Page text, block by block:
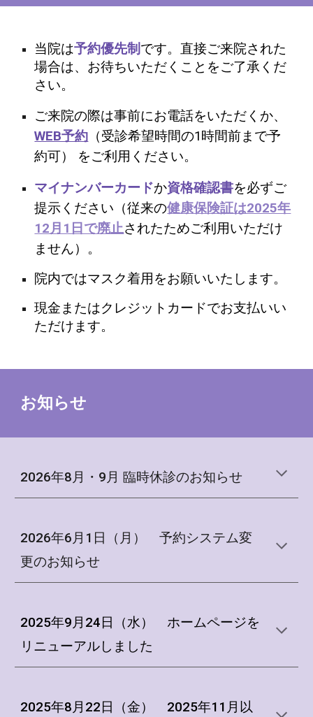
当院は予約優先制 です。直接ご来院された
場合は、お待ちいただくことをご了承くだ
さい。
ご来院の際は事前にお電話をいただくか、
WEB予約 （受診希望時間の1時間前まで予
約可） をご利用ください。
マイナンバーカードか資格確認書を必ずご
提示ください（従来の健康保険証は2025年
12月1日で廃止されたためご利用いただけ
ません）。
院内ではマスク着用 をお願いいたします。
現金またはクレジットカードでお支払いい
ただけます。
お知らせ
2026年8月 ・9月 臨時休診のお知らせ
2026年6月1日（月） 予約システム変
更のお知らせ
2025年9月 24日（水） ホームページを
リニューアルしました
2025年8月 22日（金） 2025年11月以